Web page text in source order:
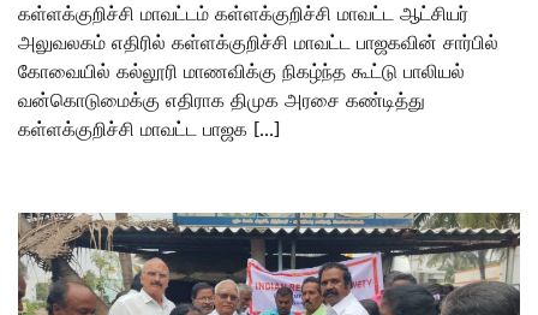
கள்ளக்குறிச்சி மாவட்டம் கள்ளக்குறிச்சி மாவட்ட ஆட்சியர்
அலுவலகம் எதிரில் கள்ளக்குறிச்சி மாவட்ட பாஜகவின் சார்பில்
கோவையில் கல்லூரி மாணவிக்கு நிகழ்ந்த கூட்டு பாலியல்
வன்கொடுமைக்கு எதிராக திமுக அரசை கண்டித்து
கள்ளக்குறிச்சி மாவட்ட பாஜக […]